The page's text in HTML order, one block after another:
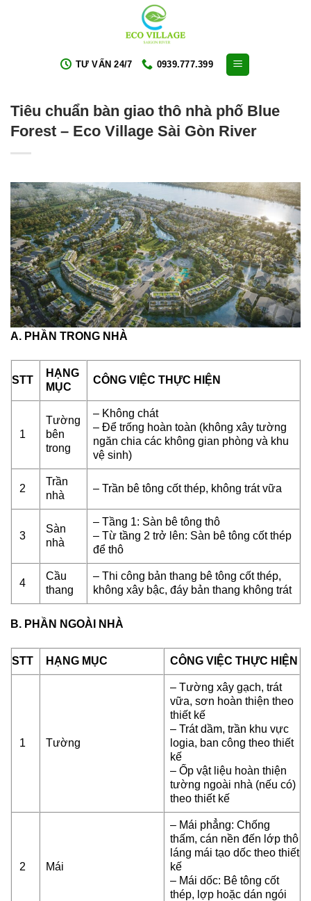
TƯ VẤN 24/7 0939.777.399
Tiêu chuẩn bàn giao thô nhà phố Blue
Forest – Eco Village Sài Gòn River
A. PHẦN TRONG NHÀ
STT
HẠNG
MỤC
CÔNG VIỆC THỰC HIỆN
1
Tường
bên
trong
– Không chát
– Để trống hoàn toàn (không xây tường
ngăn chia các không gian phòng và khu
vệ sinh)
2
Trần
nhà
– Trần bê tông cốt thép, không trát vữa
3
Sàn
nhà
– Tầng 1: Sàn bê tông thô
– Từ tầng 2 trở lên: Sàn bê tông cốt thép
để thô
4
Cầu
thang
– Thi công bản thang bê tông cốt thép,
không xây bậc, đáy bản thang không trát
B. PHẦN NGOÀI NHÀ
STT HẠNG MỤC CÔNG VIỆC THỰC HIỆN
1 Tường
– Tường xây gạch, trát
vữa, sơn hoàn thiện theo
thiết kế
– Trát dầm, trần khu vực
logia, ban công theo thiết
kế
– Ốp vật liệu hoàn thiện
tường ngoài nhà (nếu có)
theo thiết kế
2 Mái
– Mái phẳng: Chống
thấm, cán nền đến lớp thô
láng mái tạo dốc theo thiết
kế
– Mái dốc: Bê tông cốt
thép, lợp hoặc dán ngói